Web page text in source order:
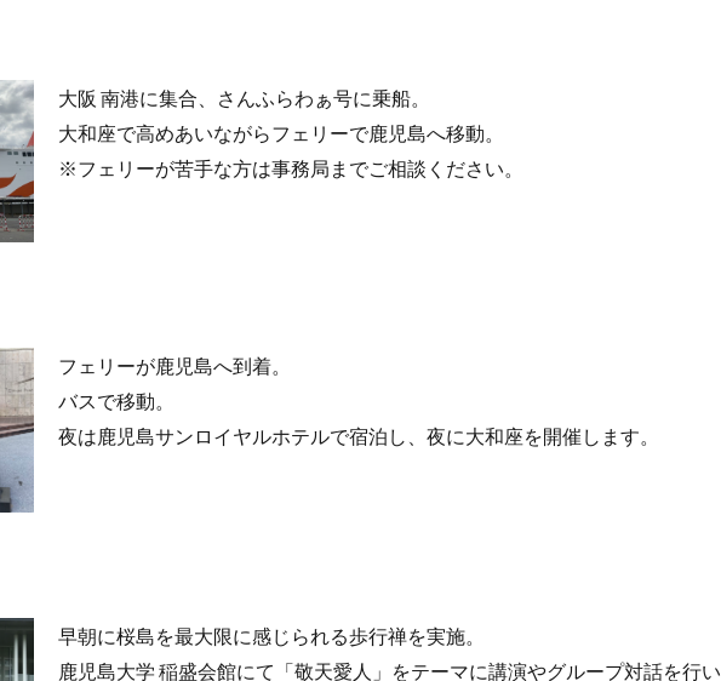
大阪 南港に集合、さんふらわぁ号に乗船。
大和座で高めあいながらフェリーで鹿児島へ移動。
※フェリーが苦手な方は事務局までご相談ください。
フェリーが鹿児島へ到着。
バスで移動。
夜は鹿児島サンロイヤルホテルで宿泊し、夜に大和座を開催します。
早朝に桜島を最大限に感じられる歩行禅を実施。
鹿児島大学 稲盛会館にて「敬天愛人」をテーマに講演やグループ対話を行い